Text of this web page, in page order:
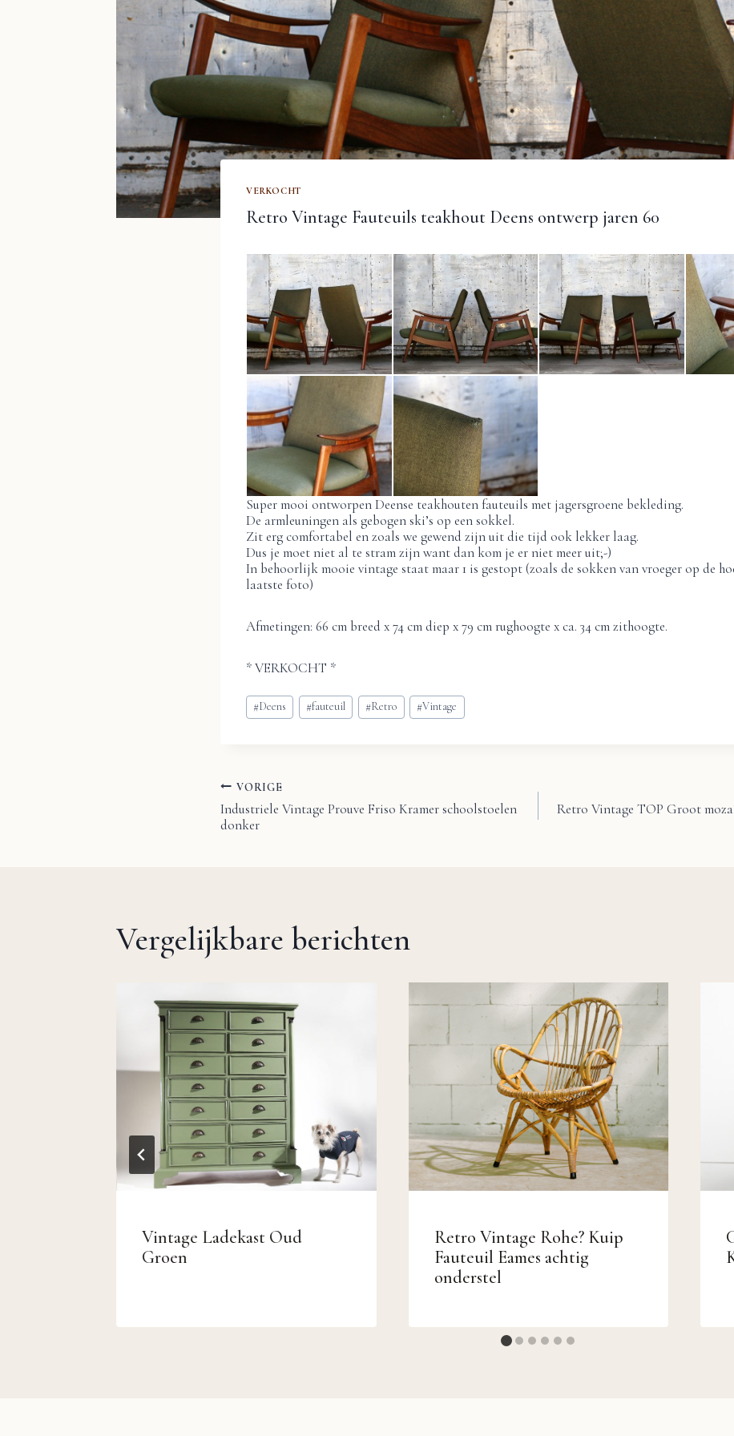
VERKOCHT
Retro Vintage Fauteuils teakhout Deens ontwerp jaren 60
Super mooi ontworpen Deense teakhouten fauteuils met jagersgroene bekleding.
De armleuningen als gebogen ski’s op een sokkel.
Zit erg comfortabel en zoals we gewend zijn uit die tijd ook lekker laag.
Dus je moet niet al te stram zijn want dan kom je er niet meer uit;-)
In behoorlijk mooie vintage staat maar 1 is gestopt (zoals de sokken van vroeger op de
laatste foto)
Afmetingen: 66 cm breed x 74 cm diep x 79 cm rughoogte x ca. 34 cm zithoogte.
* VERKOCHT *
Bericht
tags:
#Deens #fauteuil #Retro #Vintage
Bericht
VORIGE
Industriele Vintage Prouve Friso Kramer schoolstoelen
donker
Retro Vintage TOP Groot
Vergelijkbare berichten
Vintage Ladekast Oud
Groen
Retro Vintage Rohe? Kuip
Fauteuil Eames achtig
onderstel